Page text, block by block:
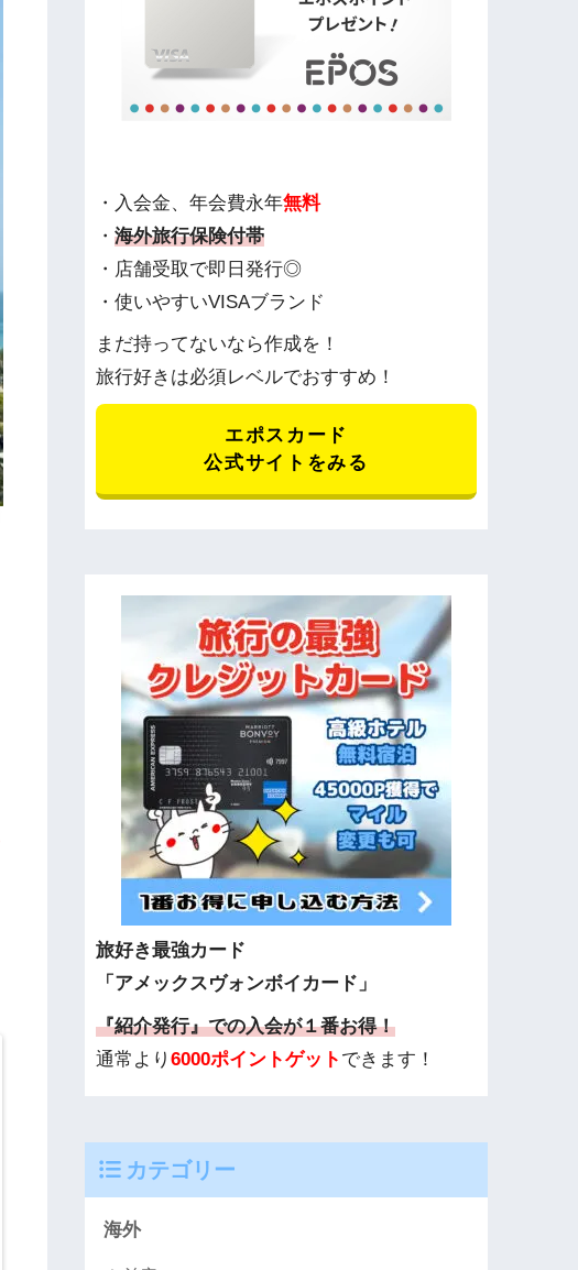
・入会金、年会費永年無料
・海外旅行保険付帯
・店舗受取で即日発行◎
・使いやすいVISAブランド
まだ持ってないなら作成を！
旅行好きは必須レベルでおすすめ！
エポスカード
公式サイトをみる
旅好き最強カード
「アメックスヴォンボイカード」
『紹介発行』での入会が１番お得！
通常より6000ポイントゲット できます！
カテゴリー
海外